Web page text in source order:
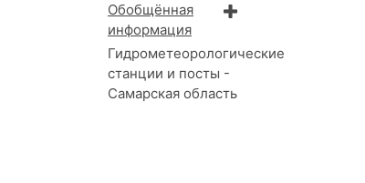
Обобщённая
информация
Гидрометеорологические
станции и посты -
Самарская область